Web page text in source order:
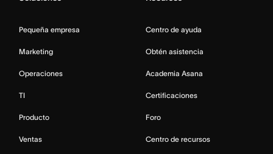
Pequeña empresa
Marketing
Operaciones
TI
Producto
Ventas
Centro de ayuda
Obtén asistencia
Academia Asana
Certificaciones
Foro
Centro de recursos